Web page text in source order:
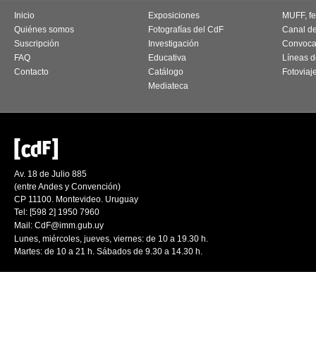
Inicio
Quiénes somos
Suscripción
FAQ
Contacto
Exposiciones
Fotografías del CdF
Investigación
Educativa
Catálogo
Mediateca
MUFF,
Canal
Líneas
Av. 18 de Julio 885
(entre Andes y Convención)
CP 11100. Montevideo. Uruguay
Tel: [598 2] 1950 7960
Mail: CdF@imm.gub.uy
Lunes, miércoles, jueves, viernes: de 10 a 19.30 h.
Martes: de 10 a 21 h. Sábados de 9.30 a 14.30 h.